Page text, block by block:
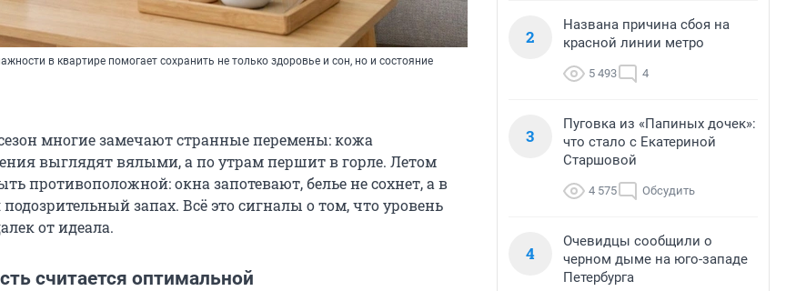
в квартире помогает сохранить не только здоровье и сон, но и состояние
многие замечают странные перемены: кожа
выглядят вялыми, а по утрам першит в горле. Летом
противоположной: окна запотевают, белье не сохнет, а в
подозрительный запах. Всё это сигналы о том, что уровень
от идеала.
считается оптимальной
2
Названа причина сбоя на
красной линии метро
5 493 4
3
Пуговка из «Папиных дочек»:
что стало с Екатериной
Старшовой
4 575 Обсудить
4
Очевидцы сообщили о
черном дыме на юго-западе
Петербурга